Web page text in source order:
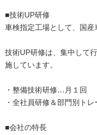
■技術UP研修
車検指定工場として、国産
技術UP研修は、集中して
施しています。
・整備技術研修…月１回
・全社員研修＆部門別ト
■会社の特長